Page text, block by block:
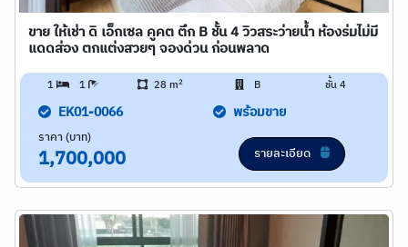
ขาย ให้เช่า ดิ เอ็กเซล คูคต ตึก B ชั้น 4 วิวสระว่ายน้ำ ห้องร่มไม่มี
แดดส่อง ตกแต่งสวยๆ จองด่วน ก่อนพลาด
1 1 28 m2 B ชั้น 4
EK01-0066 พร้อมขาย
ราคา (บาท)
1,700,000 รายละเอียด